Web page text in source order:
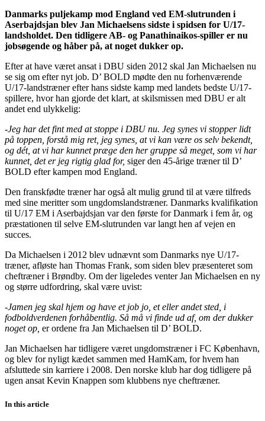
Danmarks puljekamp mod England ved EM-slutrunden i
Aserbajdsjan blev Jan Michaelsens sidste i spidsen for U/17-
landsholdet. Den tidligere AB- og Panathinaikos-spiller er nu
jobsøgende og håber på, at noget dukker op.
Efter at have været ansat i DBU siden 2012 skal Jan Michaelsen nu
se sig om efter nyt job. D’ BOLD mødte den nu forhenværende
U/17-landstræner efter hans sidste kamp med landets bedste U/17-
spillere, hvor han gjorde det klart, at skilsmissen med DBU er alt
andet end ulykkelig:
-Jeg har det fint med at stoppe i DBU nu. Jeg synes vi stopper lidt
på toppen, forstå mig ret, jeg synes, at vi kan være os selv bekendt,
og dét, at vi har kunnet præge den her gruppe så meget, som vi har
kunnet, det er jeg rigtig glad for, siger den 45-årige træner til D’
BOLD efter kampen mod England.
Den franskfødte træner har også alt mulig grund til at være tilfreds
med sine meritter som ungdomslandstræner. Danmarks kvalifikation
til U/17 EM i Aserbajdsjan var den første for Danmark i fem år, og
præstationen til selve EM-slutrunden var langt hen af vejen en
succes.
Da Michaelsen i 2012 blev udnævnt som Danmarks nye U/17-
træner, afløste han Thomas Frank, som siden blev præsenteret som
cheftræner i Brøndby. Om der ligeledes venter Jan Michaelsen en ny
og større udfordring, skal være uvist:
-Jamen jeg skal hjem og have et job jo, et eller andet sted, i
fodboldverdenen forhåbentlig. Så må vi finde ud af, om der dukker
noget op, er ordene fra Jan Michaelsen til D’ BOLD.
Jan Michaelsen har tidligere været ungdomstræner i FC København,
og blev for nyligt kædet sammen med HamKam, for hvem han
afsluttede sin karriere i 2008. Den norske klub har dog tidligere på
ugen ansat Kevin Knappen som klubbens nye cheftræner.
In this article